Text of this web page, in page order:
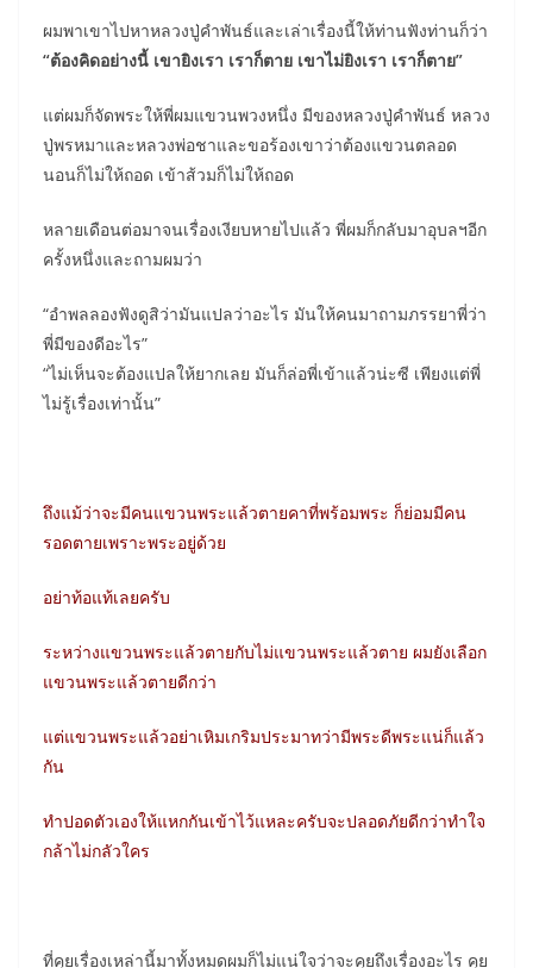
ผมพาเขาไปหาหลวงปู่คำพันธ์และเล่าเรื่องนี้ให้ท่านฟังท่านก็ว่า
“ต้องคิดอย่างนี้ เขายิงเรา เราก็ตาย เขาไม่ยิงเรา เราก็ตาย”
แต่ผมก็จัดพระให้พี่ผมแขวนพวงหนึ่ง มีของหลวงปู่คำพันธ์ หลวง
ปู่พรหมาและหลวงพ่อชาและขอร้องเขาว่าต้องแขวนตลอด
นอนก็ไม่ให้ถอด เข้าส้วมก็ไม่ให้ถอด
หลายเดือนต่อมาจนเรื่องเงียบหายไปแล้ว พี่ผมก็กลับมาอุบลฯอีก
ครั้งหนึ่งและถามผมว่า
“อำพลลองฟังดูสิว่ามันแปลว่าอะไร มันให้คนมาถามภรรยาพี่ว่า
พี่มีของดีอะไร”
“ไม่เห็นจะต้องแปลให้ยากเลย มันก็ล่อพี่เข้าแล้วน่ะซี เพียงแต่พี่
ไม่รู้เรื่องเท่านั้น”
ถึงแม้ว่าจะมีคนแขวนพระแล้วตายคาที่พร้อมพระ ก็ย่อมมีคน
รอดตายเพราะพระอยู่ด้วย
อย่าท้อแท้เลยครับ
ระหว่างแขวนพระแล้วตายกับไม่แขวนพระแล้วตาย ผมยังเลือก
แขวนพระแล้วตายดีกว่า
แต่แขวนพระแล้วอย่าเหิมเกริมประมาทว่ามีพระดีพระแน่ก็แล้ว
กัน
ทำปอดตัวเองให้แหกกันเข้าไว้แหละครับจะปลอดภัยดีกว่าทำใจ
กล้าไม่กลัวใคร
ที่คุยเรื่องเหล่านี้มาทั้งหมดผมก็ไม่แน่ใจว่าจะคุยถึงเรื่องอะไร คุย